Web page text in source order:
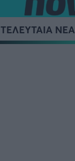
ΤΕΛΕΥΤΑΙΑ ΝΕΑ